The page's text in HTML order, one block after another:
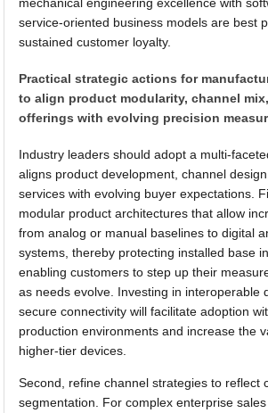
mechanical engineering excellence with
service-oriented business models are best
sustained customer loyalty.
Practical strategic actions for
to align product modularity, channel
offerings with evolving precision
Industry leaders should adopt a multi-
aligns product development, channel
services with evolving buyer expectations.
modular product architectures that allow
from analog or manual baselines to digital
systems, thereby protecting installed base
enabling customers to step up their
as needs evolve. Investing in interoperable
secure connectivity will facilitate adoption
production environments and increase the
higher-tier devices.
Second, refine channel strategies to reflect
segmentation. For complex enterprise